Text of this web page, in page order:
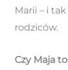
Marii – i
rodziców.
Czy Maja